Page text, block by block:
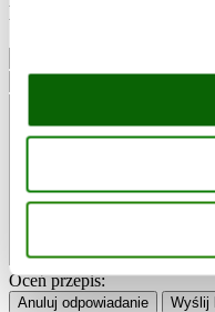
Napisz komentarz
Oceń przepis:
Anuluj odpowiadanie Wyślij